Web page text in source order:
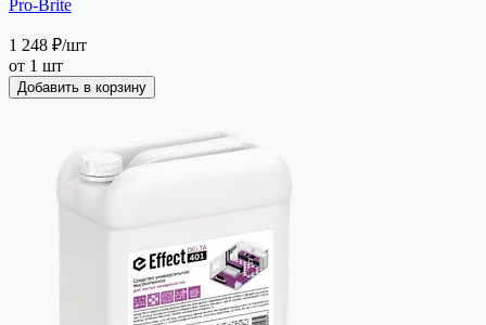
Pro-Brite
1 248 ₽/шт
от 1 шт
Добавить в корзину